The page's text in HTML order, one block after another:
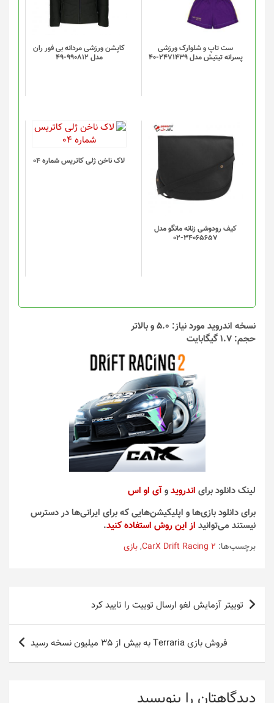
ست تاپ و شلوارک ورزشی
پسرانه تیتیش مدل 2471439-40
کاپشن ورزشی مردانه بی فور ران
مدل 990812-49
کیف رودوشی زنانه مانگو مدل
34065657-02
لاک ناخن ژلی کاتریس شماره 04
نسخه اندروید مورد نیاز: 5.0 و بالاتر
حجم: 1.7 گیگابایت
لینک دانلود برای اندرویدوآی او اس
برای دانلود بازی‌ها و اپلیکیشن‌هایی که برای ایرانی‌ها در دسترس
نیستند می‌توانید از این روش استفاده کنید.
برچسب‌ها: CarX Drift Racing 2
,بازی
راهبری
نوشته
توییتر آزمایش لغو ارسال توییت را تایید کرد
فروش بازی Terraria به بیش از 35 میلیون نسخه رسید